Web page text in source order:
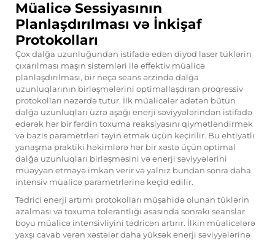
Müalicə Sessiyasının
Planlaşdırılması və İnkişaf
Protokolları
Çox dalğa uzunluğundan istifadə edən diyod laser tüklərin
çıxarılması maşın sistemləri ilə effektiv müalicə
planlaşdırılması, bir neçə seans ərzində dalğa
uzunluqlarının birləşmələrini optimallaşdıran proqressiv
protokolları nəzərdə tutur. İlk müalicələr adətən bütün
dalğa uzunluqları üzrə aşağı enerji səviyyələrindən istifadə
edərək hər bir fərdin toxuma reaksiyasını qiymətləndirmək
və bazis parametrləri təyin etmək üçün keçirilir. Bu ehtiyatlı
yanaşma praktiki həkimlərə hər bir xəstə üçün optimal
dalğa uzunluqları birləşməsini və enerji səviyyələrini
müəyyən etməyə imkan verir və yalnız bundan sonra daha
intensiv müalicə parametrlərinə keçid edilir.
Tədrici enerji artımı protokolları müşahidə olunan tüklərin
azalması və toxuma tolerantlığı əsasında sonrakı seanslar
boyu müalicə intensivliyini tədricən artırır. İlkin müalicələrə
yaxşı cavab verən xəstələr daha yüksək enerji səviyyələrinə